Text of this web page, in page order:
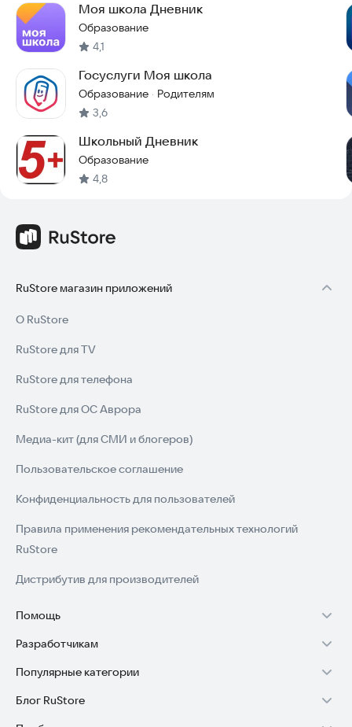
Моя школа Дневник
Образование
4,1
Госуслуги Моя школа
Образование · Родителям
3,6
Школьный Дневник
Образование
4,8
RuStore магазин приложений
О RuStore
RuStore для TV
RuStore для телефона
RuStore для ОС Аврора
Медиа-кит (для СМИ и блогеров)
Пользовательское соглашение
Конфиденциальность для пользователей
Правила применения рекомендательных технологий
RuStore
Дистрибутив для производителей
Помощь
Установка RuStore на TV
Установка RuStore на телефон
Установка RuStore в машину
Разработчикам
Зарабатывать с RuStore
Стать разработчиком
Популярные категории
Игры для Android
Блог RuStore